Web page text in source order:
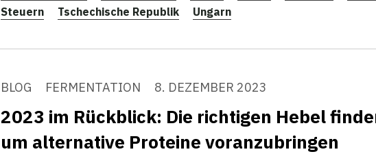
Steuern
Tschechische Republik Ungarn
BLOG FERMENTATION 8. DEZEMBER 2023
2023 im Rückblick: Die richtigen Hebel
um alternative Proteine voranzubringen